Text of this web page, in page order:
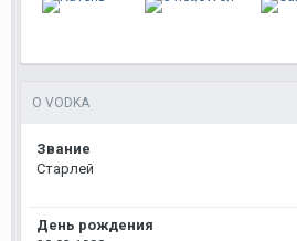
О VODKA
Звание
Старлей
День рождения